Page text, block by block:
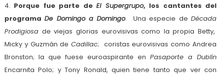
4. Porque fue parte deEl Supergrupo, los cantantes del
programaDe Domingo a Domingo. Una especie deDécada
Prodigiosade viejas glorias eurovisivas como la propia Betty,
Micky y Guzmán deCadillac; coristas eurovisivas como Andrea
Bronston; la que fuese euroaspirante enPasaporte a Dublín
Encarnita Polo; y Tony Ronald, quien tiene tanto que ver con